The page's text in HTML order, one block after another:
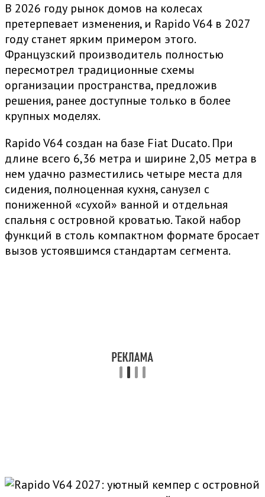
В 2026 году рынок домов на колесах
претерпевает изменения, и Rapido V64 в 2027
году станет ярким примером этого.
Французский производитель полностью
пересмотрел традиционные схемы
организации пространства, предложив
решения, ранее доступные только в более
крупных моделях.
Rapido V64 создан на базе Fiat Ducato. При
длине всего 6,36 метра и ширине 2,05 метра в
нем удачно разместились четыре места для
сидения, полноценная кухня, санузел с
пониженной «сухой» ванной и отдельная
спальня с островной кроватью. Такой набор
функций в столь компактном формате бросает
вызов устоявшимся стандартам сегмента.